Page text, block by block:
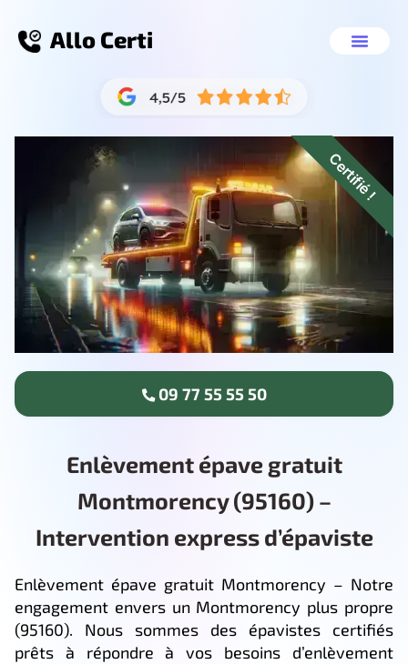
Allo Certi
Enlèvement épave gratuit
Montmorency (95160) –
Intervention express d’épaviste
Enlèvement épave gratuit Montmorency – Notre
engagement envers un Montmorency plus propre
(95160). Nous sommes des épavistes certifiés
prêts à répondre à vos besoins d’enlèvement
Certifié !
09 77 55 55 50